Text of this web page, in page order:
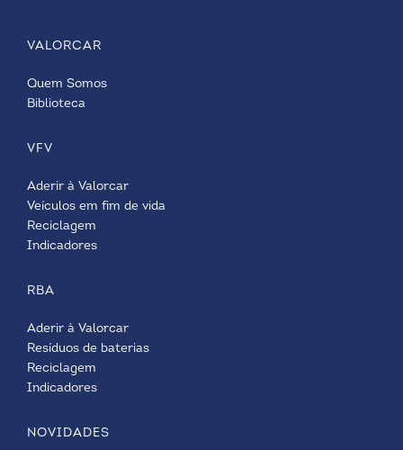
VALORCAR
Quem Somos
Biblioteca
VFV
Aderir à Valorcar
Veículos em fim de vida
Reciclagem
Indicadores
RBA
Aderir à Valorcar
Resíduos de baterias
Reciclagem
Indicadores
NOVIDADES